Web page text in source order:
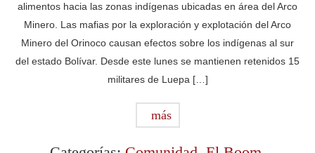
alimentos hacia las zonas indígenas ubicadas en área del Arco
Minero. Las mafias por la exploración y explotación del Arco
Minero del Orinoco causan efectos sobre los indígenas al sur
del estado Bolívar. Desde este lunes se mantienen retenidos 15
militares de Luepa […]
más